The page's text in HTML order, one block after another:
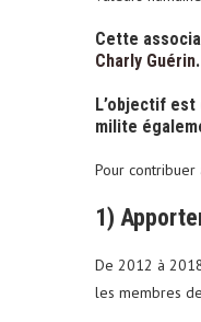
Cette
Charly Guérin.
L’objectif est
milite
Pour contribuer
1)
De 2012 à
les membres